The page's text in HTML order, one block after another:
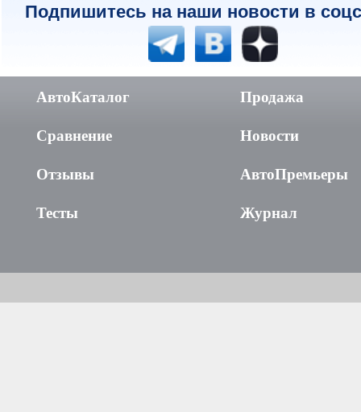
Подпишитесь на наши новости в
АвтоКаталог
Сравнение
Отзывы
Тесты
Продажа
Новости
АвтоПремьеры
Журнал